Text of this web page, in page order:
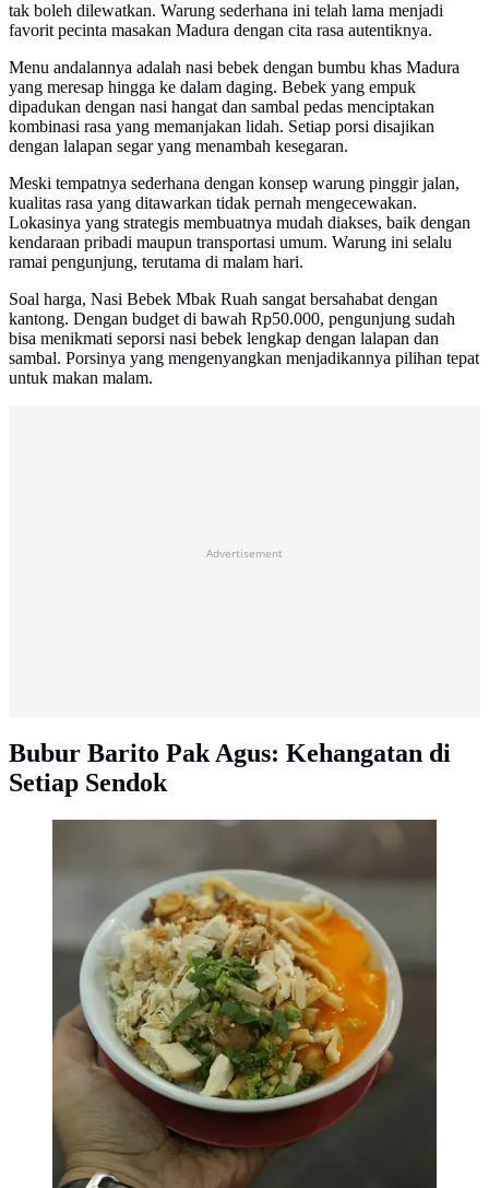
tak boleh dilewatkan. Warung sederhana ini telah lama menjadi
favorit pecinta masakan Madura dengan cita rasa autentiknya.
Menu andalannya adalah nasi bebek dengan bumbu khas Madura
yang meresap hingga ke dalam daging. Bebek yang empuk
dipadukan dengan nasi hangat dan sambal pedas menciptakan
kombinasi rasa yang memanjakan lidah. Setiap porsi disajikan
dengan lalapan segar yang menambah kesegaran.
Meski tempatnya sederhana dengan konsep warung pinggir jalan,
kualitas rasa yang ditawarkan tidak pernah mengecewakan.
Lokasinya yang strategis membuatnya mudah diakses, baik dengan
kendaraan pribadi maupun transportasi umum. Warung ini selalu
ramai pengunjung, terutama di malam hari.
Soal harga, Nasi Bebek Mbak Ruah sangat bersahabat dengan
kantong. Dengan budget di bawah Rp50.000, pengunjung sudah
bisa menikmati seporsi nasi bebek lengkap dengan lalapan dan
sambal. Porsinya yang mengenyangkan menjadikannya pilihan tepat
untuk makan malam.
Advertisement
Bubur Barito Pak Agus: Kehangatan di
Setiap Sendok